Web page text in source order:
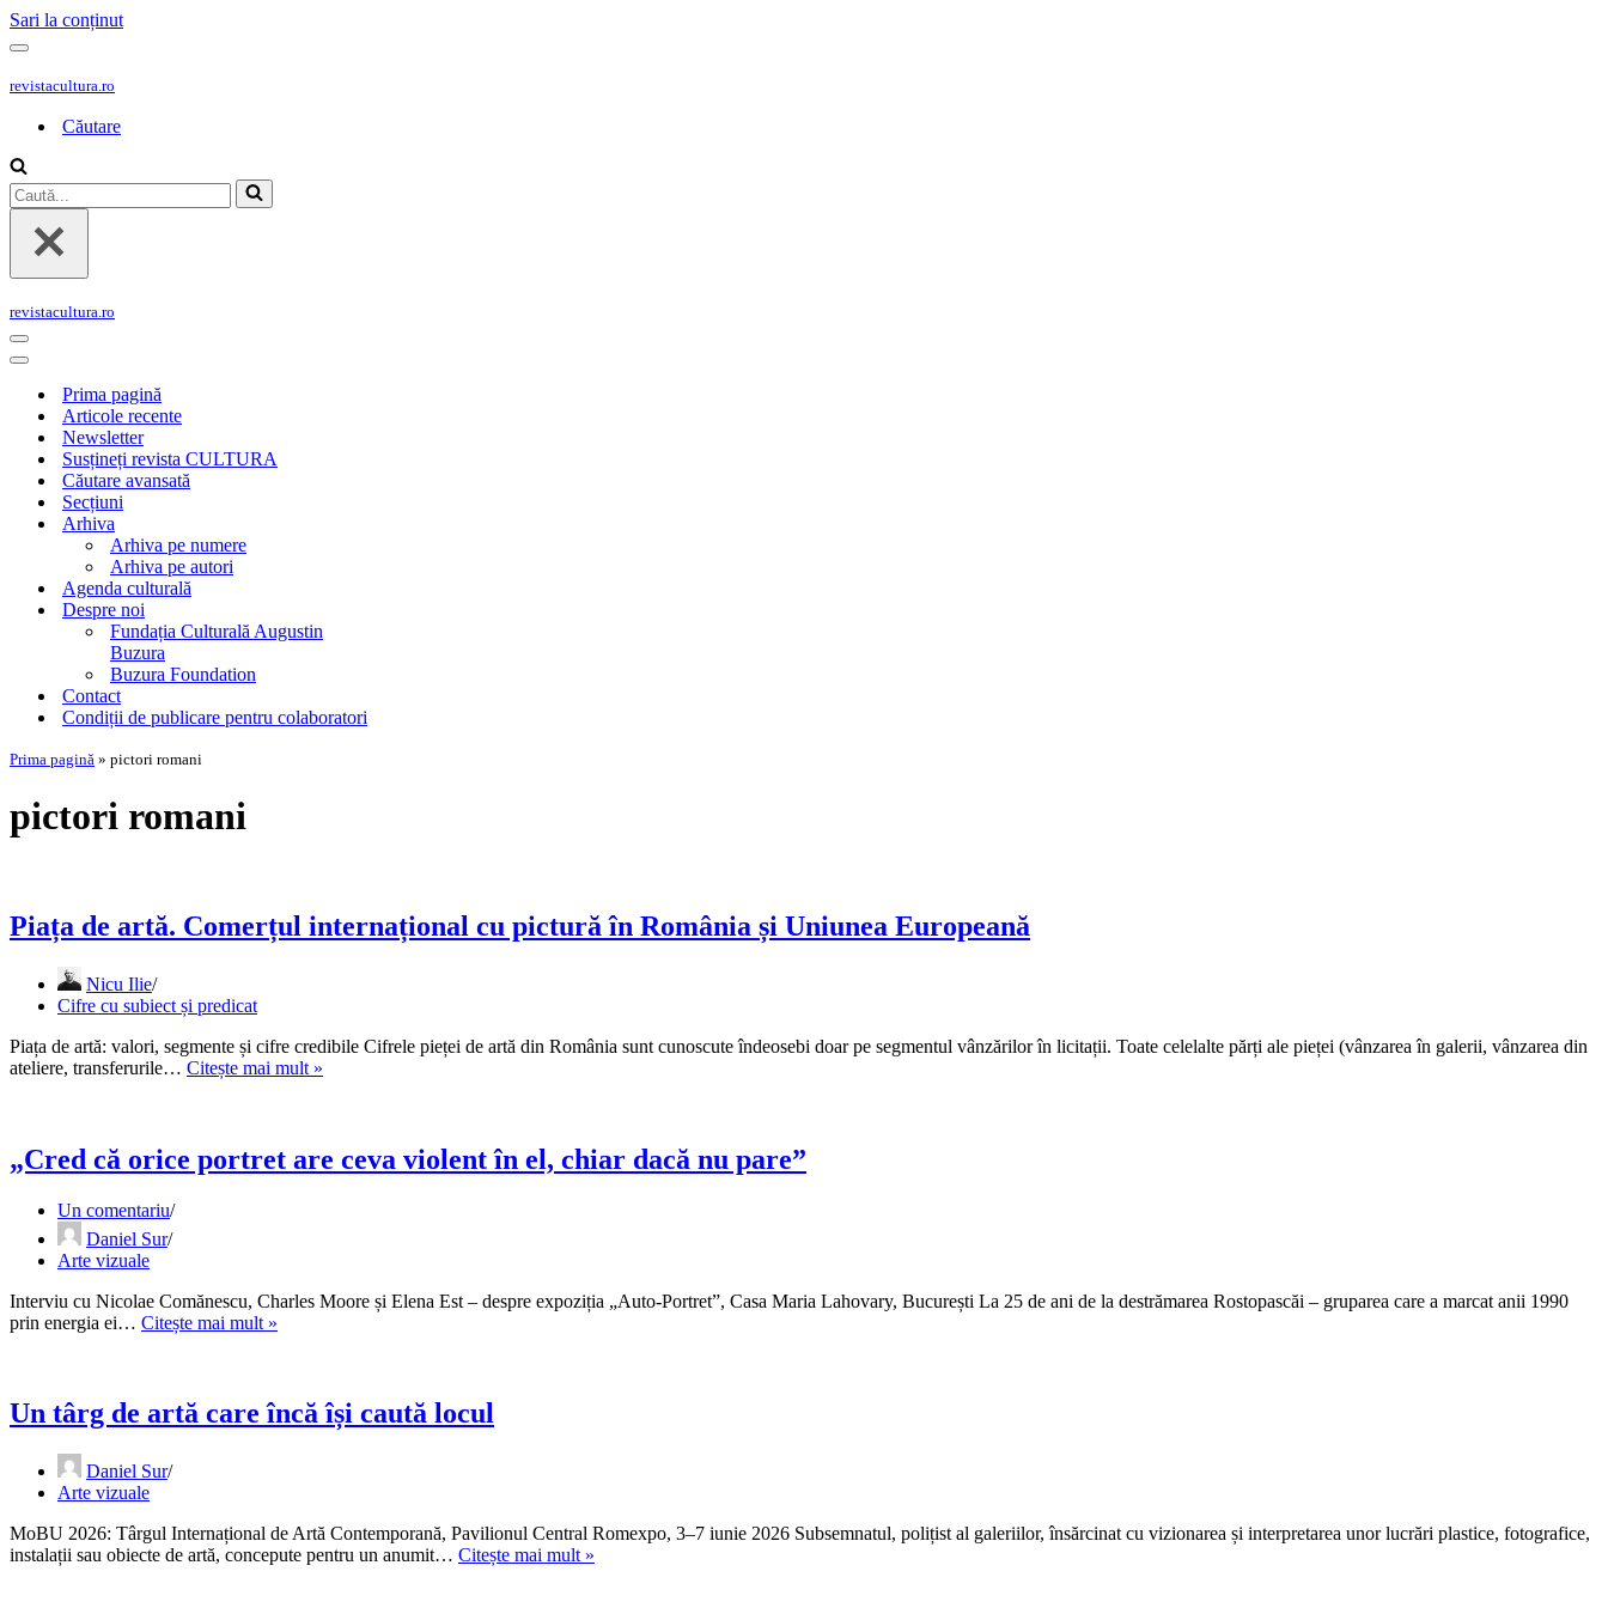
Sari la conținut
Meniu
navigare
revistacultura.ro
Căutare
Caută...
revistacultura.ro
Meniu
de
Meniu
navigarePrima pagină
Articole recente
Newsletter
Susțineți revista CULTURA
Căutare avansată
Secțiuni
Arhiva
Arhiva pe numere
Arhiva pe autori
Agenda culturală
Despre noi
Fundația Culturală Augustin
Buzura
Buzura Foundation
Contact
Condiții de publicare pentru colaboratori
Prima pagină » pictori romani
pictori romani
Piața de artă. Comerțul internațional cu pictură în România și Uniunea Europeană
Nicu Ilie
Cifre cu subiect și predicat
Piața de artă: valori, segmente și cifre credibile Cifrele pieței de artă din România sunt cunoscute îndeosebi doar pe segmentul vânzărilor în licitații. Toate celelalte părți ale pieței (vânzarea în galerii, vânzarea din
ateliere, transferurile… Citește mai mult »
internațional
cu
Europeană
„Cred că orice portret are ceva violent în el, chiar dacă nu pare”
Un comentariu
Daniel Sur
Arte vizuale
Interviu cu Nicolae Comănescu, Charles Moore și Elena Est – despre expoziția „Auto-Portret”, Casa Maria Lahovary, București La 25 de ani de la destrămarea Rostopascăi – gruparea care a marcat anii 1990
prin energia ei… Citește mai mult »
are
ceva
dacă
nu
Un târg de artă care încă își caută locul
Daniel Sur
Arte vizuale
MoBU 2026: Târgul Internațional de Artă Contemporană, Pavilionul Central Romexpo, 3–7 iunie 2026 Subsemnatul, polițist al galeriilor, însărcinat cu vizionarea și interpretarea unor lucrări plastice, fotografice,
instalații sau obiecte de artă, concepute pentru un anumit… Citește mai mult »